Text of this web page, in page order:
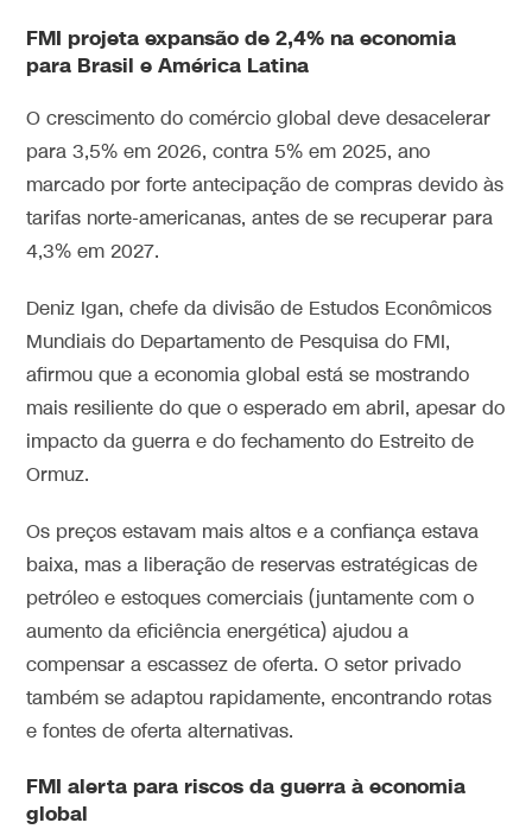
FMI projeta expansão de 2,4% na economia
para Brasil e América Latina
O crescimento do comércio global deve desacelerar
para 3,5% em 2026, contra 5% em 2025, ano
marcado por forte antecipação de compras devido às
tarifas norte-americanas, antes de se recuperar para
4,3% em 2027.
Deniz Igan, chefe da divisão de Estudos Econômicos
Mundiais do Departamento de Pesquisa do FMI,
afirmou que a economia global está se mostrando
mais resiliente do que o esperado em abril, apesar do
impacto da guerra e do fechamento do Estreito de
Ormuz.
Os preços estavam mais altos e a confiança estava
baixa, mas a liberação de reservas estratégicas de
petróleo e estoques comerciais (juntamente com o
aumento da eficiência energética) ajudou a
compensar a escassez de oferta. O setor privado
também se adaptou rapidamente, encontrando rotas
e fontes de oferta alternativas.
FMI alerta para riscos da guerra à economia
global